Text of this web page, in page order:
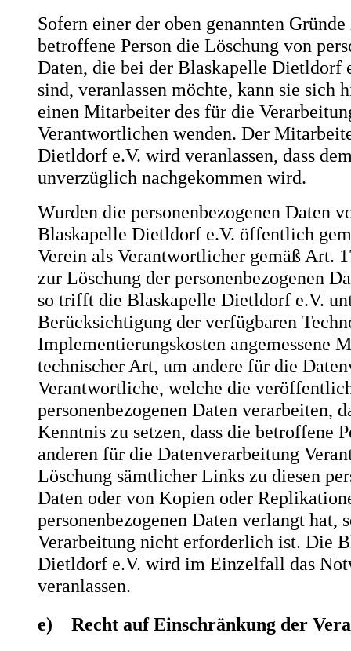
Sofern einer der oben genannten
betroffene Person die Löschung von
Daten, die bei der Blaskapelle Dietldorf
sind, veranlassen möchte, kann sie sich
einen Mitarbeiter des für die
Verantwortlichen wenden. Der
Dietldorf e.V. wird veranlassen, dass
unverzüglich nachgekommen wird.
Wurden die personenbezogenen Daten
Blaskapelle Dietldorf e.V. öffentlich
Verein als Verantwortlicher gemäß Art.
zur Löschung der personenbezogenen
so trifft die Blaskapelle Dietldorf e.V.
Berücksichtigung der verfügbaren
Implementierungskosten angemessene
technischer Art, um andere für die
Verantwortliche, welche die
personenbezogenen Daten verarbeiten,
Kenntnis zu setzen, dass die betroffene
anderen für die Datenverarbeitung
Löschung sämtlicher Links zu diesen
Daten oder von Kopien oder
personenbezogenen Daten verlangt hat,
Verarbeitung nicht erforderlich ist. Die
Dietldorf e.V. wird im Einzelfall das
veranlassen.
e) Recht auf Einschränkung der